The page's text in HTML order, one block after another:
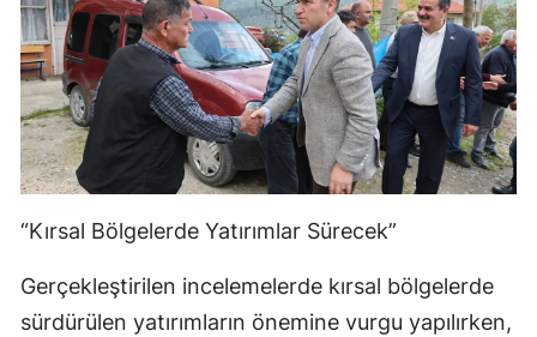
“Kırsal Bölgelerde Yatırımlar Sürecek”
Gerçekleştirilen incelemelerde kırsal bölgelerde
sürdürülen yatırımların önemine vurgu yapılırken,